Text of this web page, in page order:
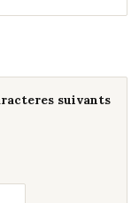
suivants